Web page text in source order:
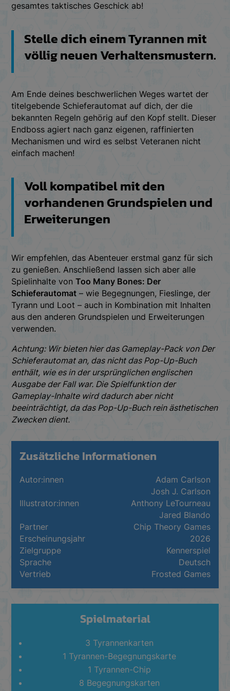
gesamtes taktisches Geschick ab!
Stelle dich einem Tyrannen mit
völlig neuen Verhaltensmustern.
Am Ende deines beschwerlichen Weges wartet der
titelgebende Schieferautomat auf dich, der die
bekannten Regeln gehörig auf den Kopf stellt. Dieser
Endboss agiert nach ganz eigenen, raffinierten
Mechanismen und wird es selbst Veteranen nicht
einfach machen!
Voll kompatibel mit den
vorhandenen Grundspielen und
Erweiterungen
Wir empfehlen, das Abenteuer erstmal ganz für sich
zu genießen. Anschließend lassen sich aber alle
Spielinhalte vonToo Many Bones: Der
Schieferautomat – wie Begegnungen, Fieslinge, der
Tyrann und Loot – auch in Kombination mit Inhalten
aus den anderen Grundspielen und Erweiterungen
verwenden.
Achtung: Wir bieten hier das Gameplay-Pack von Der
Schieferautomat an, das nicht das Pop-Up-Buch
enthält, wie es in der ursprünglichen englischen
Ausgabe der Fall war. Die Spielfunktion der
Gameplay-Inhalte wird dadurch aber nicht
beeinträchtigt, da das Pop-Up-Buch rein ästhetischen
Zwecken dient.
Zusätzliche Informationen
Autor:innen
Adam Carlson
Josh J. Carlson
Illustrator:innen
Anthony LeTourneau
Jared Blando
Partner
Chip Theory Games
Erscheinungsjahr
2026
Zielgruppe
Kennerspiel
Sprache
Deutsch
Vertrieb
Frosted Games
Spielmaterial
3 Tyrannenkarten
1 Tyrannen-Begegnungskarte
1 Tyrannen-Chip
8 Begegnungskarten